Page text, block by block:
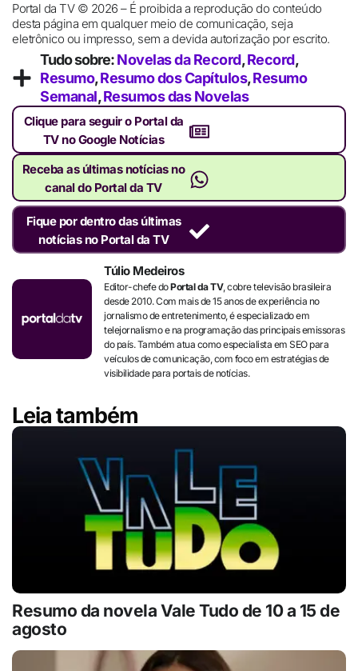
Portal da TV © 2026 – É proibida a reprodução do conteúdo
desta página em qualquer meio de comunicação, seja
eletrônico ou impresso, sem a devida autorização por escrito.
Tudo sobre:Novelas da Record,Record,
Resumo,Resumo dos Capítulos,Resumo
Semanal,Resumos das Novelas
Clique para seguir o Portal da
TV no Google Notícias
Receba as últimas notícias no
canal do Portal da TV
Fique por dentro das últimas
notícias no Portal da TV
Túlio Medeiros
Editor-chefe doPortal da TV, cobre televisão brasileira
desde 2010. Com mais de 15 anos de experiência no
jornalismo de entretenimento, é especializado em
telejornalismo e na programação das principais emissoras
do país. Também atua como especialista em SEO para
veículos de comunicação, com foco em estratégias de
visibilidade para portais de notícias.
Leia também
Resumo da novela Vale Tudo de 10 a 15 de
agosto